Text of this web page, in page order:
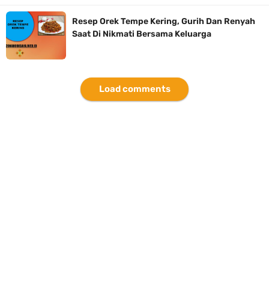
Resep Orek Tempe Kering, Gurih Dan Renyah
Saat Di Nikmati Bersama Keluarga
Load comments